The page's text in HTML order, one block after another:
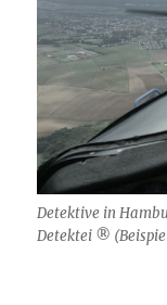
Detektive in
Detektei ®